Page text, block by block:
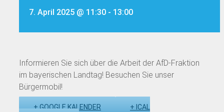
7. April 2025 @ 11:30 - 13:00
Informieren Sie sich über die Arbeit der AfD-Fraktion
im bayerischen Landtag! Besuchen Sie unser
Bürgermobil!
+ GOOGLE KALENDER
+ ICAL